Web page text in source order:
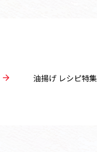
油揚げ レシピ特集